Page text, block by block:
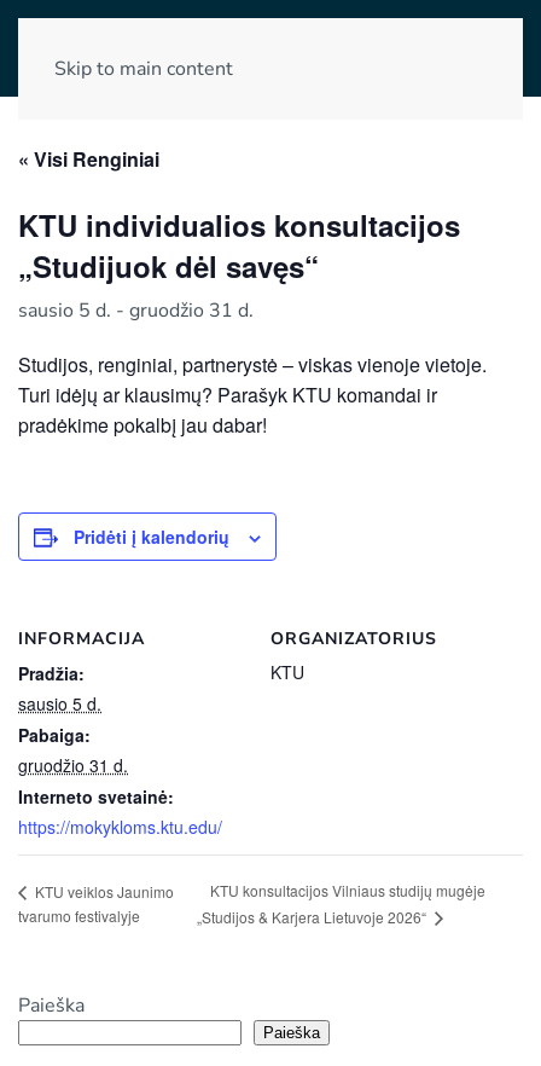
Skip to main content
« Visi Renginiai
KTU individualios konsultacijos
„Studijuok dėl savęs“
sausio 5 d. - gruodžio 31 d.
Studijos, renginiai, partnerystė – viskas vienoje vietoje.
Turi idėjų ar klausimų? Parašyk KTU komandai ir
pradėkime pokalbį jau dabar!
Pridėti į kalendorių
INFORMACIJA
Pradžia:
sausio 5 d.
Pabaiga:
gruodžio 31 d.
Interneto svetainė:
https://mokykloms.ktu.edu/
ORGANIZATORIUS
KTU
KTU veiklos Jaunimo
tvarumo festivalyje
KTU konsultacijos Vilniaus studijų mugėje
„Studijos & Karjera Lietuvoje 2026“
Paieška
Paieška